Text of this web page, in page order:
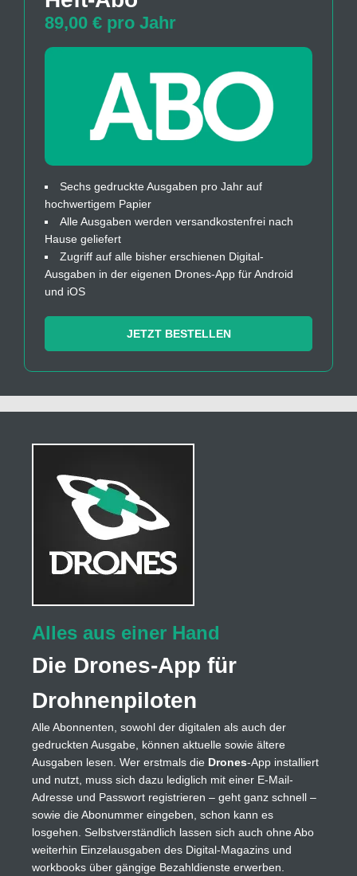
89,00 € pro Jahr
Sechs gedruckte Ausgaben pro Jahr auf
hochwertigem Papier
Alle Ausgaben werden versandkostenfrei nach
Hause geliefert
Zugriff auf alle bisher erschienen Digital-
Ausgaben in der eigenen Drones-App für Android
und iOS
JETZT BESTELLEN
Alles aus einer Hand
Die Drones-App für
Drohnenpiloten
Alle Abonnenten, sowohl der digitalen als auch der
gedruckten Ausgabe, können aktuelle sowie ältere
Ausgaben lesen. Wer erstmals die Drones-App installiert
und nutzt, muss sich dazu lediglich mit einer E-Mail-
Adresse und Passwort registrieren – geht ganz schnell –
sowie die Abonummer eingeben, schon kann es
losgehen. Selbstverständlich lassen sich auch ohne Abo
weiterhin Einzelausgaben des Digital-Magazins und
workbooks über gängige Bezahldienste erwerben.